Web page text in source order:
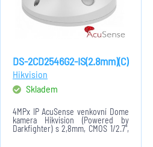
DS-2CD2546G2-IS(2.8mm)(C)
Hikvision
Skladem
4MPx IP AcuSense venkovní Dome
kamera Hikvision (Powered by
Darkfighter) s 2,8mm, CMOS 1/2.7",
0,003lux, 2592x1944@20fps.